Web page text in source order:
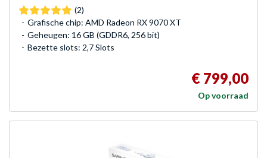
(2)
Grafische chip: AMD Radeon RX 9070 XT
Geheugen: 16 GB (GDDR6, 256 bit)
Bezette slots: 2,7 Slots
€ 799,00
Op voorraad